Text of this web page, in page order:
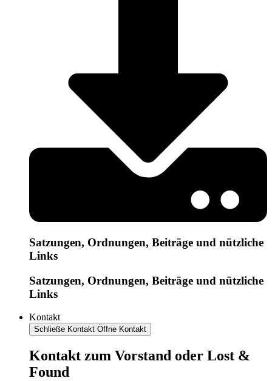
Satzungen, Ordnungen, Beiträge und nützliche
Links
Satzungen, Ordnungen, Beiträge und nützliche
Links
Kontakt
Schließe Kontakt Öffne Kontakt
Kontakt zum Vorstand oder Lost &
Found